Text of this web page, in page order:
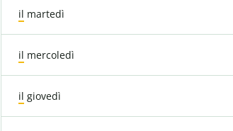
il martedì
il mercoledì
il giovedì